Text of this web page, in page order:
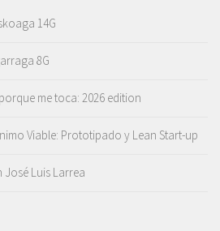
14G
8G
me toca: 2026 edition
Viable: Prototipado y Lean Start-up
Luis Larrea